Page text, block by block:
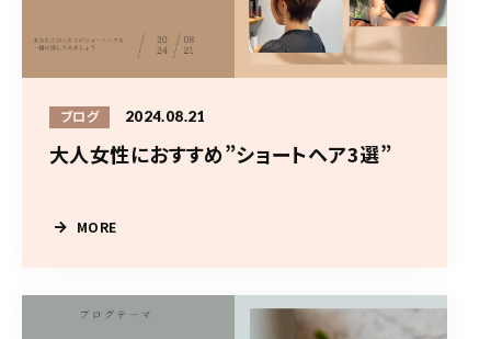
ブログ 2024.08.21
大人女性におすすめ”ショートヘア3選”
MORE